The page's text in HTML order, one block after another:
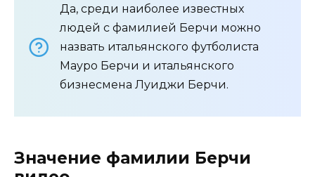
Да, среди наиболее известных
людей с фамилией Берчи можно
назвать итальянского футболиста
Мауро Берчи и итальянского
бизнесмена Луиджи Берчи.
Значение фамилии Берчи